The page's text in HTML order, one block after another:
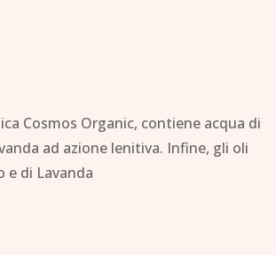
Cosmos Organic, contiene acqua di
ad azione lenitiva. Infine, gli oli
e di Lavanda